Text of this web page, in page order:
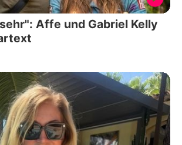
Affe und Gabriel Kelly